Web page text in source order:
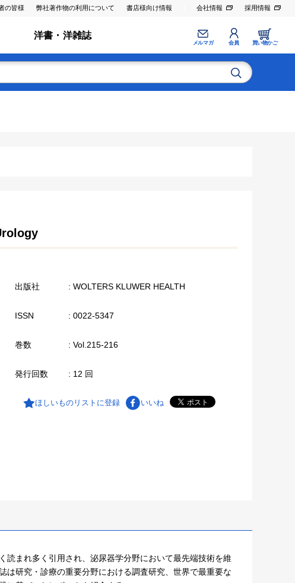
の皆様 弊社著作物の利用について 書店様向け情報 会社情報 採用情報
洋書・洋雑誌
メルマガ 会員 買い物かご
出版社 : WOLTERS KLUWER HEALTH
ISSN : 0022-5347
巻数 : Vol.215-216
発行回数 : 12 回
ほしいものリストに登録 いいね
読まれ多く引用され、泌尿器学分野において最先端技術を維
研究・診療の重要分野における調査研究、世界で最重要な